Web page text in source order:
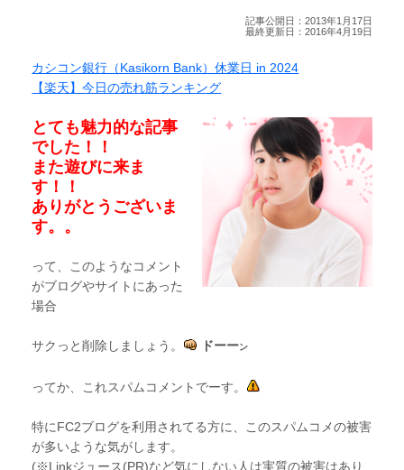
記事公開日：2013年1月17日
最終更新日：2016年4月19日
カシコン銀行（Kasikorn Bank）休業日 in 2024
【楽天】今日の売れ筋ランキング
とても魅力的な記事
でした！！
また遊びに来ま
す！！
ありがとうございま
す。。
って、このようなコメント
がブログやサイトにあった
場合
サクっと削除しましょう。 ドーーン
ってか、これスパムコメントでーす。
特にFC2ブログを利用されてる方に、このスパムコメの被害
が多いような気がします。
(※Linkジュース(PR)など気にしない人は実質の被害はあり